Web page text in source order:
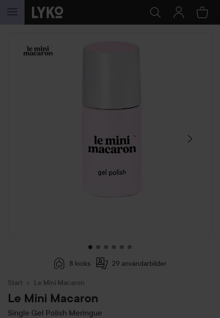
HOPPA TILL INNEHÅLLET
HOPPA ÖVER SEKTIONEN
8 looks 29 användarbilder
Start Le Mini Macaron
Le Mini Macaron
Single Gel Polish Meringue